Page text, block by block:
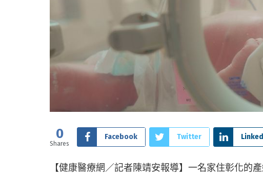
0
Shares
Facebook Twitter
【健康醫療網／記者陳靖安報導】一名家住彰化的